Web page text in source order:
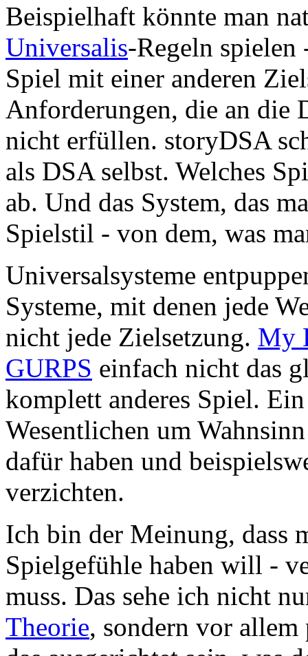
Beispielhaft könnte man
Universalis-Regeln spielen
Spiel mit einer anderen
Anforderungen, die an die
nicht erfüllen. storyDSA
als DSA selbst. Welches
ab. Und das System, das
Spielstil - von dem, was
Universalsysteme
Systeme, mit denen jede
nicht jede Zielsetzung. My
GURPS einfach nicht das
komplett anderes Spiel.
Wesentlichen um
dafür haben und
verzichten.
Ich bin der Meinung, dass
Spielgefühle haben will -
muss. Das sehe ich nicht
Theorie, sondern vor